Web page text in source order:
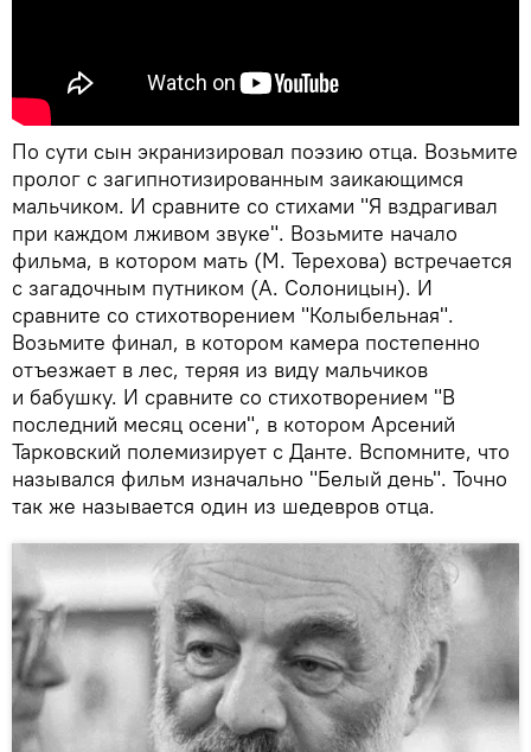
По сути сын экранизировал поэзию отца. Возьмите
пролог с загипнотизированным заикающимся
мальчиком. И сравните со стихами "Я вздрагивал
при каждом лживом звуке". Возьмите начало
фильма, в котором мать (М. Терехова) встречается
с загадочным путником (А. Солоницын). И
сравните со стихотворением "Колыбельная".
Возьмите финал, в котором камера постепенно
отъезжает в лес, теряя из виду мальчиков
и бабушку. И сравните со стихотворением "В
последний месяц осени", в котором Арсений
Тарковский полемизирует с Данте. Вспомните, что
назывался фильм изначально "Белый день". Точно
так же называется один из шедевров отца.